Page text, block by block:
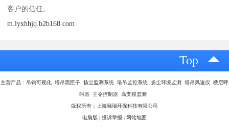
客户的信任。
m.lyxhhjq.b2b168.com
Top
主营产品：吊钩可视化 塔吊黑匣子 扬尘监测系统 塔吊监控系统 扬尘环境监测 塔吊风速仪 楼层呼
叫器 主令控制器 高支模监测
版权所有：上海融瑞环保科技有限公司
电脑版 | 投诉举报 | 网站地图